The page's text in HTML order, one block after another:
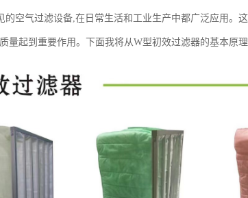
的空气过滤设备,在日常生活和工业生产中都广泛应用。
量起到重要作用。下面我将从W型初效过滤器的基本原理